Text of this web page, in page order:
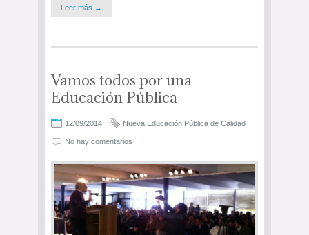
Leer más →
Vamos todos por una
Educación Pública
12/09/2014 Nueva Educación Pública de Calidad
No hay comentarios